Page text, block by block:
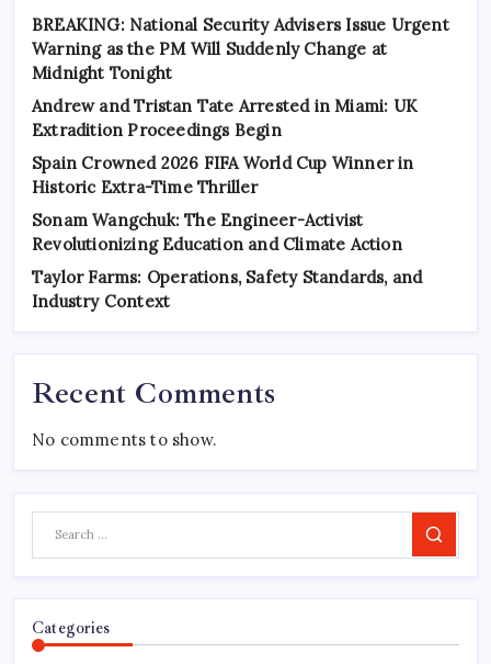
BREAKING: National Security Advisers Issue Urgent
Warning as the PM Will Suddenly Change at
Midnight Tonight
Andrew and Tristan Tate Arrested in Miami: UK
Extradition Proceedings Begin
Spain Crowned 2026 FIFA World Cup Winner in
Historic Extra-Time Thriller
Sonam Wangchuk: The Engineer-Activist
Revolutionizing Education and Climate Action
Taylor Farms: Operations, Safety Standards, and
Industry Context
Recent Comments
No comments to show.
Search
Categories